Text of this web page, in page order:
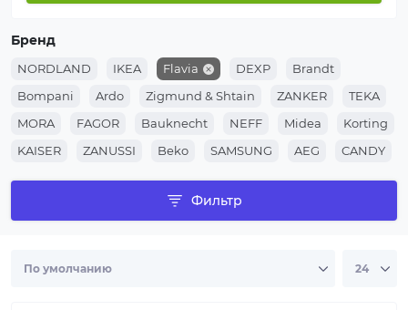
Если вы не уверены в подборе — отправьте нам
модель вашей техники, и мы поможем подобрать
нужный сливной и циркуляционный насос
посудомоечной машины Flavia, совместимый с
вашим устройством.
Бренд
NORDLAND IKEA Flavia DEXP
Brandt
Bompani
Ardo Zigmund & Shtain ZANKER
TEKA
MORA
FAGOR Bauknecht NEFF Midea
Korting
KAISER
ZANUSSI Beko SAMSUNG AEG
CANDY
WHIRLPOOL
Electrolux Hansa SIEMENS
Gorenje
ARISTONФильтр